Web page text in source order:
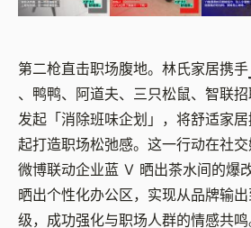
第二枪直击职场腹地。林氏家居携手
、鸭鸭、阿道夫、三只松鼠、智联
发起「消除班味企划」，将舒适家
起打造职场松弛感。这一行动在社
微博联动企业蓝 V 晒出茶水间的爆
晒出个性化办公区，实现从品牌输
级，成功强化与职场人群的情感共鸣